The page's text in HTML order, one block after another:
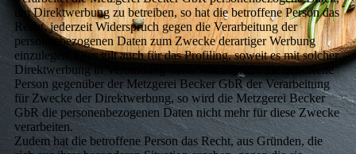
um Direktwerbung zu betreiben, so hat die betroffene Person das
Recht, jederzeit Widerspruch gegen die Verarbeitung der
personenbezogenen Daten zum Zwecke derartiger Werbung
einzulegen. Dies gilt auch für das Profiling, soweit es mit solcher
Direktwerbung in Verbindung steht. Widerspricht die betroffene
Person gegenüber der Metzgerei Becker GbR der Verarbeitung
für Zwecke der Direktwerbung, so wird die Metzgerei Becker
GbR die personenbezogenen Daten nicht mehr für diese Zwecke
verarbeiten.
Zudem hat die betroffene Person das Recht, aus Gründen, die